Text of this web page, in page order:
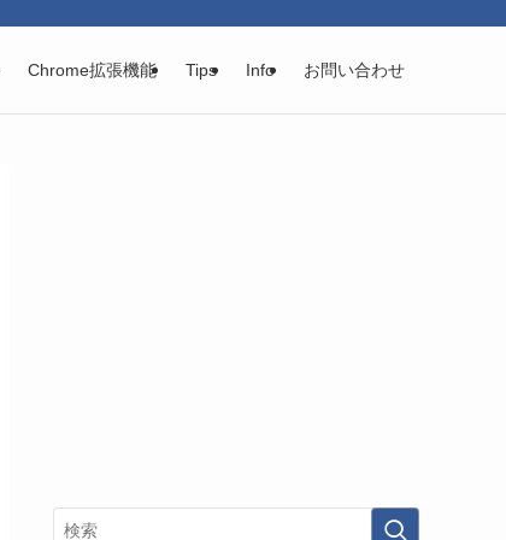
Chrome拡張機能 Tips Info お問い合わせ